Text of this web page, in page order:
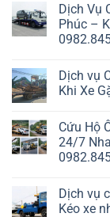
Dịch Vụ
Phúc –
Dịch vụ
Khi Xe
Cứu Hộ
24/7
Dịch vụ
Kéo xe